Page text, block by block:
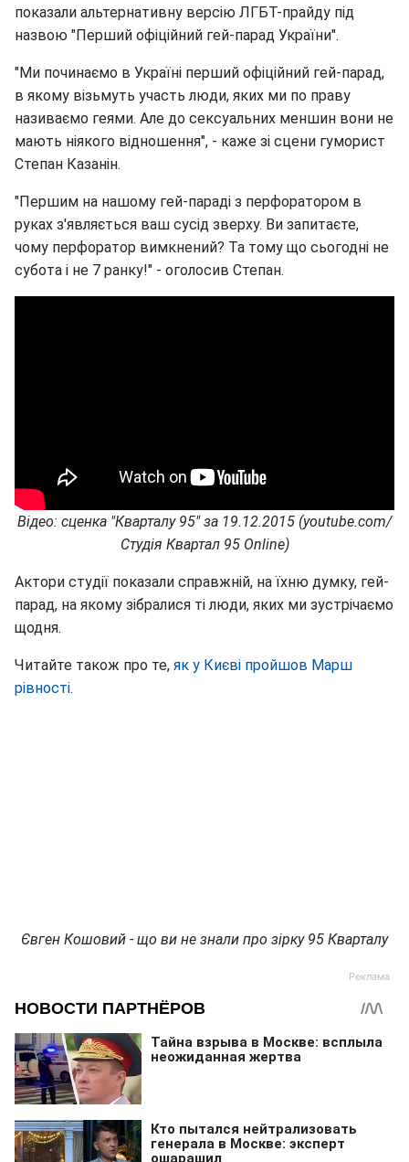
показали альтернативну версію ЛГБТ-прайду під
назвою "Перший офіційний гей-парад України".
"Ми починаємо в Україні перший офіційний гей-парад,
в якому візьмуть участь люди, яких ми по праву
називаємо геями. Але до сексуальних меншин вони не
мають ніякого відношення", - каже зі сцени гуморист
Степан Казанін.
"Першим на нашому гей-параді з перфоратором в
руках з'являється ваш сусід зверху. Ви запитаєте,
чому перфоратор вимкнений? Та тому що сьогодні не
субота і не 7 ранку!" - оголосив Степан.
Відео: сценка "Кварталу 95" за 19.12.2015 (youtube.com/
Студія Квартал 95 Online)
Актори студії показали справжній, на їхню думку, гей-
парад, на якому зібралися ті люди, яких ми зустрічаємо
щодня.
Читайте також про те, як у Києві пройшов Марш
рівності.
Євген Кошовий - що ви не знали про зірку 95 Кварталу